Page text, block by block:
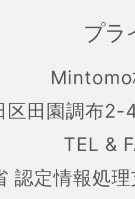
プラ
区田園調布
TEL &
認定情報処